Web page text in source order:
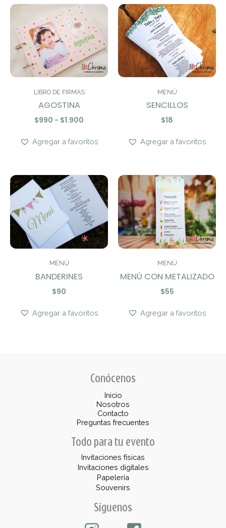
LIBRO DE FIRMAS
AGOSTINA
$990 - $1.900
Rango
de
precios:
desde
$990
hasta
$1.900
Agregar a favoritos
MENÚ
SENCILLOS
$18
Agregar a favoritos
MENÚ
BANDERINES
$90
Agregar a favoritos
MENÚ
MENÚ CON METALIZADO
$55
Agregar a favoritos
Conócenos
Inicio
Nosotros
Contacto
Preguntas frecuentes
Todo para tu evento
Invitaciones físicas
Invitaciones digitales
Papelería
Souvenirs
Síguenos